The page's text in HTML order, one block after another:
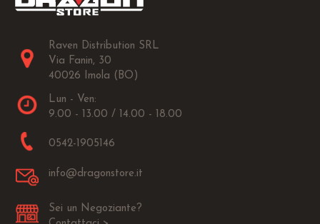
Raven Distribution SRL
Via Fanin, 30
40026 Imola (BO)
Lun - Ven:
9.00 - 13.00 / 14.00 - 18.00
0542-1905146
info@dragonstore.it
Sei un Negoziante?